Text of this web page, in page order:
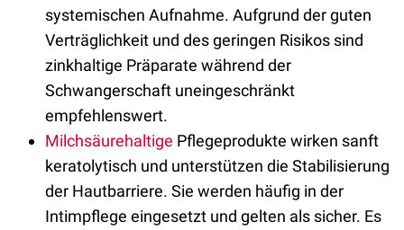
systemischen Aufnahme. Aufgrund der guten
Verträglichkeit und des geringen Risikos sind
zinkhaltige Präparate während der
Schwangerschaft uneingeschränkt
empfehlenswert.
Milchsäurehaltige Pflegeprodukte wirken sanft
keratolytisch und unterstützen die Stabilisierung
der Hautbarriere. Sie werden häufig in der
Intimpflege eingesetzt und gelten als sicher. Es